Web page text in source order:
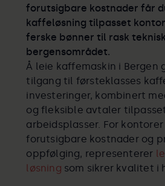
forutsigbare kostnader får
kaffeløsning tilpasset
ferske bønner til rask
bergensområdet.
Å leie kaffemaskin i Bergen
tilgang til førsteklasses
investeringer, kombinert
og fleksible avtaler
arbeidsplasser. For
forutsigbare kostnader og
oppfølging, representerer
løsning som sikrer kvalitet i